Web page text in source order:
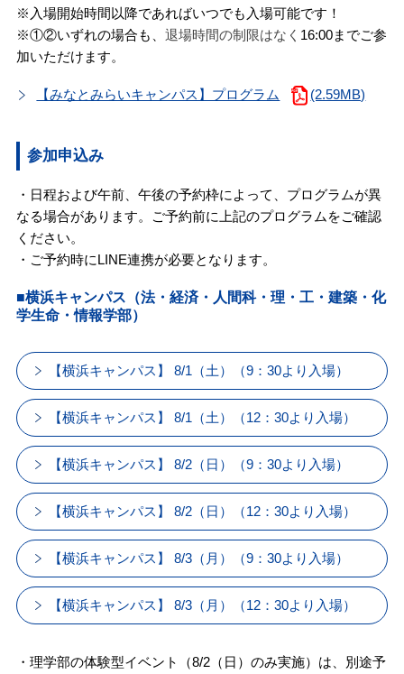
※入場開始時間以降であればいつでも入場可能です！
※①②いずれの場合も、 退場時間の制限はなく 16:00までご参
加いただけます。
【みなとみらいキャンパス】プログラム (2.59MB)
参加申込み
・日程および午前、午後の予約枠によって、プログラムが異
なる場合があります。ご予約前に上記のプログラムをご確認
ください。
・ご予約時にLINE連携が必要となります。
■横浜キャンパス（法・経済・人間科・理・工・建築・化
学生命・情報学部）
【横浜キャンパス】 8/1（土）（9：30より入場）
【横浜キャンパス】 8/1（土）（12：30より入場）
【横浜キャンパス】 8/2（日）（9：30より入場）
【横浜キャンパス】 8/2（日）（12：30より入場）
【横浜キャンパス】 8/3（月）（9：30より入場）
【横浜キャンパス】 8/3（月）（12：30より入場）
・理学部の体験型イベント（8/2（日）のみ実施）は、別途予